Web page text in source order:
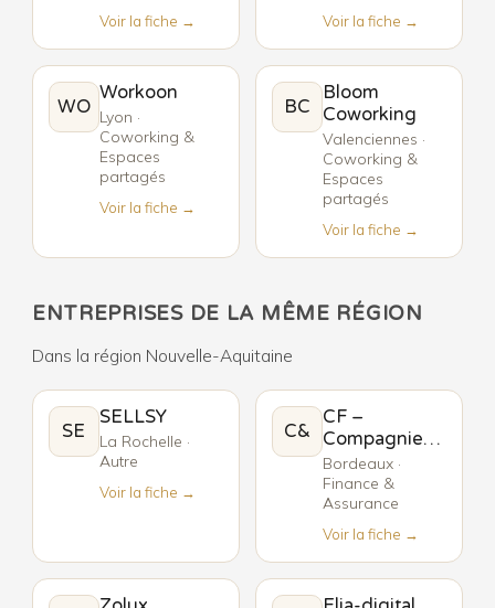
Voir la fiche →
Voir la fiche →
WO
Workoon
Lyon ·
Coworking &
Espaces
partagés
Voir la fiche →
BC
Bloom
Coworking
Valenciennes ·
Coworking &
Espaces
partagés
Voir la fiche →
ENTREPRISES DE LA MÊME RÉGION
Dans la région Nouvelle-Aquitaine
SE
SELLSY
La Rochelle ·
Autre
Voir la fiche →
C&
CF –
Compagnie
Fiduciaire
Bordeaux ·
Finance &
Assurance
Voir la fiche →